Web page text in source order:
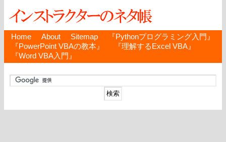
Home About Sitemap
『Pythonプログラミング入門』
『PowerPoint VBAの教本』
『理解するExcel VBA』
『Word VBA入門』